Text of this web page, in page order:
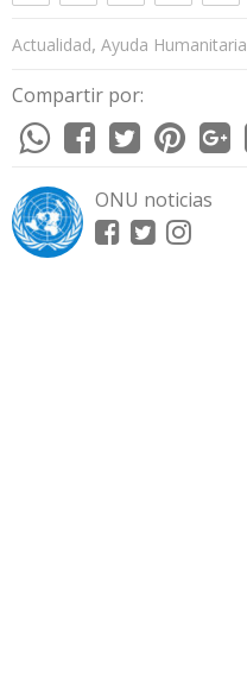
Actualidad, Ayuda Humanitaria
Compartir por:
ONU noticias